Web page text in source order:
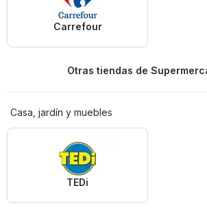
Carrefour
Otras tiendas de
Casa, jardín y muebles
TEDi